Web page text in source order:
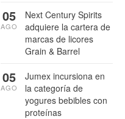
Next Century Spirits
adquiere la cartera de
marcas de licores
Grain & Barrel
05
AGO
Jumex incursiona en
la categoría de
yogures bebibles con
proteínas
05
AGO